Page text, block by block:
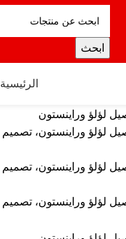
ابحث
الرئيسية